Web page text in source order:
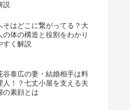
説
そはどこに繋がってる？大
の体の構造と役割をわかり
すく解説
谷泰広の妻・結婚相手は料
人！？七丈小屋を支える夫
の素顔とは